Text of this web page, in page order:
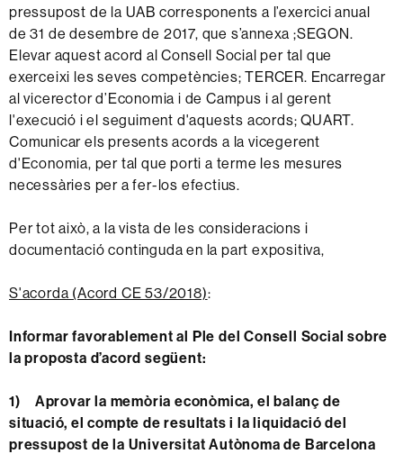
pressupost de la UAB corresponents a l’exercici anual
de 31 de desembre de 2017, que s’annexa ;SEGON.
Elevar aquest acord al Consell Social per tal que
exerceixi les seves competències; TERCER. Encarregar
al vicerector d’Economia i de Campus i al gerent
l'execució i el seguiment d'aquests acords; QUART.
Comunicar els presents acords a la vicegerent
d'Economia, per tal que porti a terme les mesures
necessàries per a fer-los efectius.
Per tot això, a la vista de les consideracions i
documentació continguda en la part expositiva,
S'acorda (Acord CE 53/2018):
Informar favorablement al Ple del Consell Social sobre
la proposta d’acord següent:
1) Aprovar la memòria econòmica, el balanç de
situació, el compte de resultats i la liquidació del
pressupost de la Universitat Autònoma de Barcelona